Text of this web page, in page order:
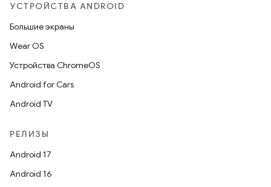
УСТРОЙСТВА ANDROID
Большие экраны
Wear OS
Устройства ChromeOS
Android for Cars
Android TV
РЕЛИЗЫ
Android 17
Android 16